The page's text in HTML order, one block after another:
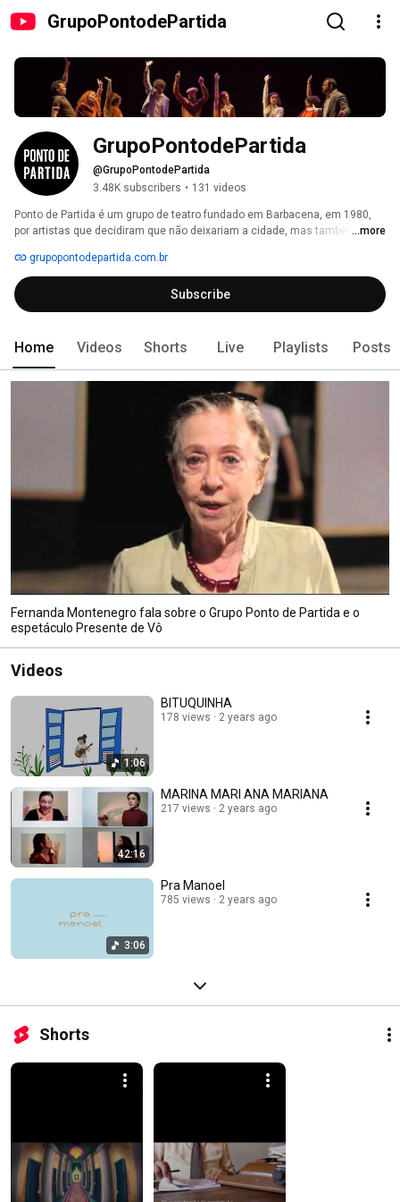
GrupoPontodePartida
GrupoPontodePartida
@GrupoPontodePartida
3.48K subscribers • 131 videos
Ponto de Partida é um grupo de teatro fundado em Barbacena, em 1980,
por artistas que decidiram que não deixariam a cidade, mas também não
repertório itinerante e independente com 20 profissionais em exercício
permanente. Ponto de Partida criou e sistematizou métodos e processos
de produção e criação e desenvolveu uma linguagem própria e uma
dramaturgia brasileira que sustenta seus 34 espetáculos.
...more
grupopontodepartida.com.br
Subscribe
Home Videos Shorts Live Playlists Posts
Fernanda Montenegro fala sobre o Grupo Ponto de Partida e o
espetáculo Presente de Vô
Videos
1:06
BITUQUINHA
178 views 2 years ago
42:16
MARINA MARI ANA MARIANA
217 views 2 years ago
3:06
Pra Manoel
785 views 2 years ago
Shorts